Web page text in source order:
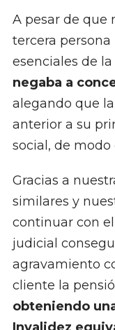
A pesar de que
tercera
esenciales de
negaba a
alegando que
anterior a su
social, de
Gracias a
similares y
continuar con
judicial
agravamiento
cliente la
obteniendo